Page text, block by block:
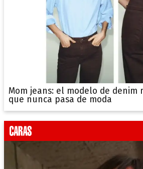
Mom jeans: el modelo de denim
que nunca pasa de moda